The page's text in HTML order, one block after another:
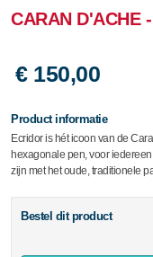
CARAN D'ACHE
€ 150,00
Product informatie
Ecridor is hét icoon van de
hexagonale pen, voor
zijn met het oude, traditionele
Bestel dit product